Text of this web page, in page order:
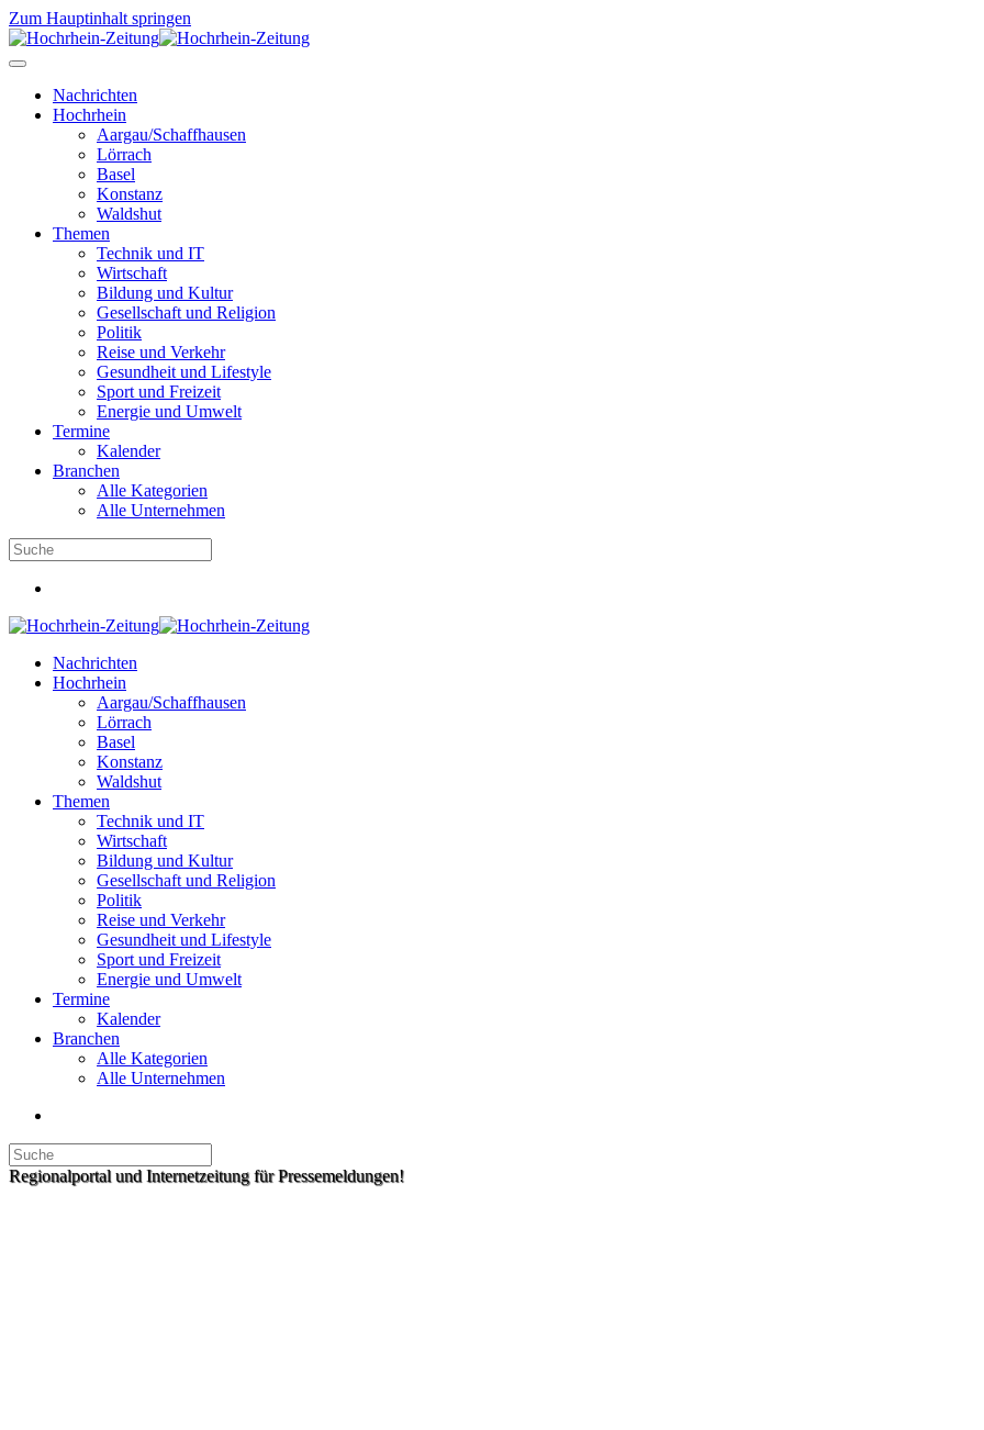
Zum Hauptinhalt springen
Nachrichten
Hochrhein
Aargau/Schaffhausen
Lörrach
Basel
Konstanz
Waldshut
Themen
Technik und IT
Wirtschaft
Bildung und Kultur
Gesellschaft und Religion
Politik
Reise und Verkehr
Gesundheit und Lifestyle
Sport und Freizeit
Energie und Umwelt
Termine
Kalender
Branchen
Alle Kategorien
Alle Unternehmen
Nachrichten
Hochrhein
Aargau/Schaffhausen
Lörrach
Basel
Konstanz
Waldshut
Themen
Technik und IT
Wirtschaft
Bildung und Kultur
Gesellschaft und Religion
Politik
Reise und Verkehr
Gesundheit und Lifestyle
Sport und Freizeit
Energie und Umwelt
Termine
Kalender
Branchen
Alle Kategorien
Alle Unternehmen
Regionalportal und Internetzeitung für Pressemeldungen!